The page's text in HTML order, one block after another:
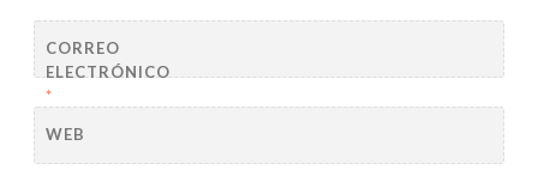
CORREO
ELECTRÓNICO
*
WEB